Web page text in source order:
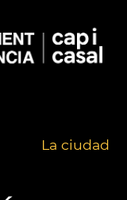
La ciudad